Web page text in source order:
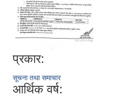
प्रकार:
सूचना तथा समाचार
आर्थिक वर्ष: